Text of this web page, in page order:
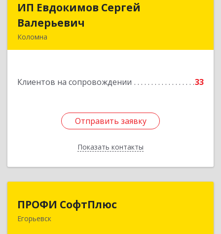
ИП Евдокимов Сергей
Валерьевич
Коломна
Клиентов на сопровождении 33
Отправить заявку
Показать контакты
ИП Евдокимов Сергей
Подробнее
Отправить заявку
Назад
ПРОФИ СофтПлюс
Егорьевск